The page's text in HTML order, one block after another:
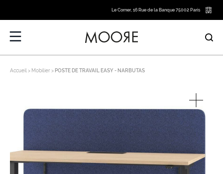
Le Corner, 16 Rue de la Banque 75002 Paris
Accueil Mobilier POSTE DE TRAVAIL EASY - NARBUTAS